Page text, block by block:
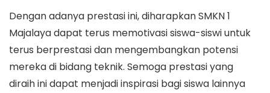
Dengan adanya prestasi ini, diharapkan SMKN 1
Majalaya dapat terus memotivasi siswa-siswi untuk
terus berprestasi dan mengembangkan potensi
mereka di bidang teknik. Semoga prestasi yang
diraih ini dapat menjadi inspirasi bagi siswa lainnya